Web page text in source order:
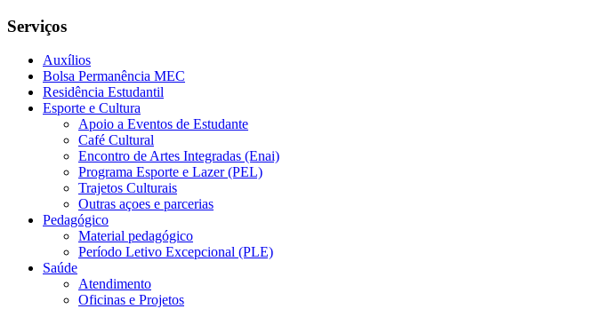
Serviços
Auxílios
Bolsa Permanência MEC
Residência Estudantil
Esporte e Cultura
Apoio a Eventos de Estudante
Café Cultural
Encontro de Artes Integradas (Enai)
Programa Esporte e Lazer (PEL)
Trajetos Culturais
Outras açoes e parcerias
Pedagógico
Material pedagógico
Período Letivo Excepcional (PLE)
Saúde
Atendimento
Oficinas e Projetos